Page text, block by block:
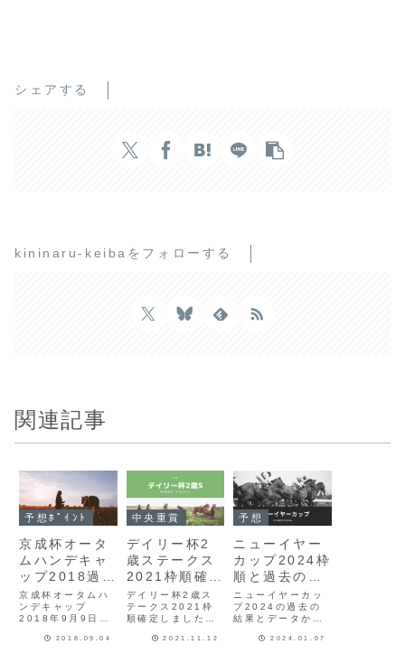
シェアする
kininaru-keibaをフォローする
関連記事
予想ﾎﾟｲﾝﾄ
京成杯オータ
ムハンデキャ
ップ2018過去
の結果、デー
タから予想ポ
イント、傾向
を考察
京成杯オータムハ
ンデキャップ
2018年9月9日
芝 右 外1600ｍ
2018.09.04
中央重賞
デイリー杯2
歳ステークス
2021枠順確
定！出走馬診
断と最終予想
デイリー杯2歳ス
テークス2021枠
順確定しました！
診断をしていま
2021.11.12
予想
ニューイヤー
カップ2024枠
順と過去のデ
ータから予想
ポイント考
察、出走馬診
ニューイヤーカッ
プ2024の過去の
結果とデータから
います。最終予想
2024.01.07